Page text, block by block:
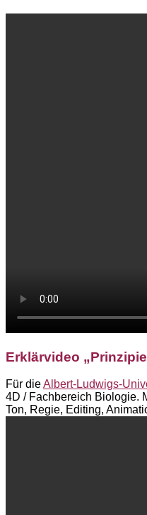
Erklärvideo
Für dieAlbert-Ludwigs-
4D / Fachbereich Biologie.
Ton, Regie, Editing,